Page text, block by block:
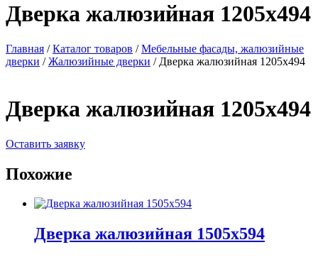
Дверка жалюзийная 1205х494
Главная /Каталог товаров /Мебельные фасады, жалюзийные
дверки /Жалюзийные дверки / Дверка жалюзийная 1205х494
Дверка жалюзийная 1205х494
Оставить заявку
Похожие
Дверка жалюзийная 1505х594